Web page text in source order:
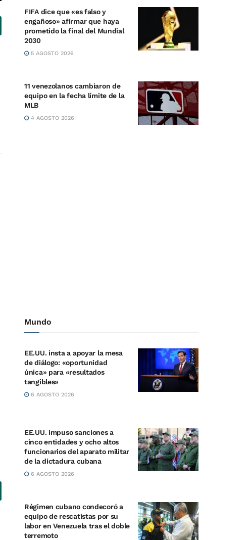
FIFA dice que «es falso y
engañoso» afirmar que haya
prometido la final del Mundial
2030
5 AGOSTO 2026
11 venezolanos cambiaron de
equipo en la fecha límite de la
MLB
4 AGOSTO 2026
Mundo
EE.UU. insta a apoyar la mesa
de diálogo: «oportunidad
única» para «resultados
tangibles»
6 AGOSTO 2026
EE.UU. impuso sanciones a
cinco entidades y ocho altos
funcionarios del aparato militar
de la dictadura cubana
6 AGOSTO 2026
Régimen cubano condecoró a
equipo de rescatistas por su
labor en Venezuela tras el doble
terremoto